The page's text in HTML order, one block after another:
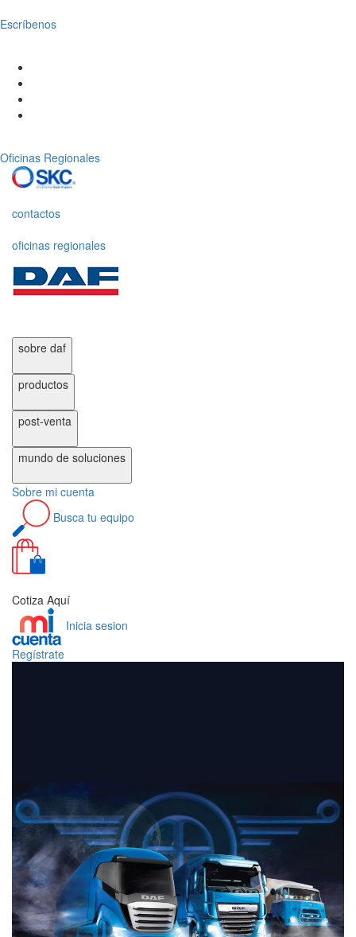
Escríbenos
Oficinas Regionales
contactos
oficinas regionales
sobre daf
productos
post-venta
mundo de soluciones
Sobre mi cuenta
Busca tu equipo
Cotiza Aquí
Inicia sesion
Regístrate